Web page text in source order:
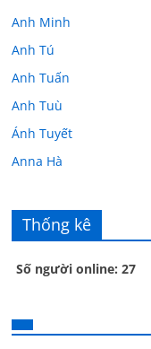
Anh Minh
Anh Tú
Anh Tuấn
Anh Tuù
Ánh Tuyết
Anna Hà
Âu Tú Vân
Bác sĩ Hoa
Bác sĩ Stephen Mak
Bác Đạt
Thống kê
Số người online: 27